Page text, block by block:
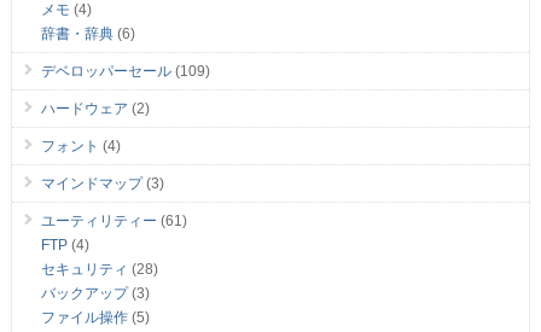
メモ (4)
辞書・辞典(6)
デベロッパーセール(109)
ハードウェア (2)
フォント (4)
マインドマップ(3)
ユーティリティー (61)
FTP(4)
セキュリティ (28)
バックアップ(3)
ファイル操作(5)